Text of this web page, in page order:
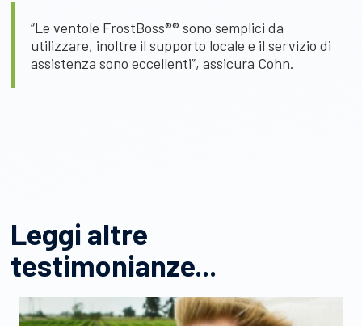
“Le ventole FrostBoss®® sono semplici da
utilizzare, inoltre il supporto locale e il servizio di
assistenza sono eccellenti”, assicura Cohn.
Leggi altre
testimonianze...